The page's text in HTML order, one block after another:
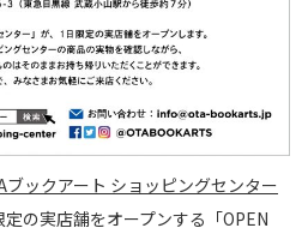
ブックアート ショッピングセンター
の実店舗をオープンする「OPEN